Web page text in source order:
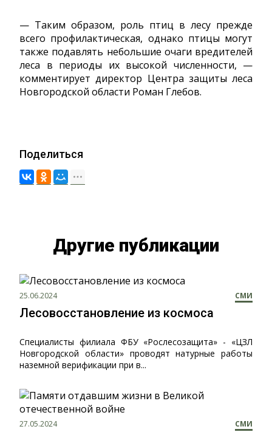
— Таким образом, роль птиц в лесу прежде
всего профилактическая, однако птицы могут
также подавлять небольшие очаги вредителей
леса в периоды их высокой численности, —
комментирует директор Центра защиты леса
Новгородской области Роман Глебов.
Поделиться
Другие публикации
25.06.2024 СМИ
Лесовосстановление из космоса
Специалисты филиала ФБУ «Рослесозащита» - «ЦЗЛ
Новгородской области» проводят натурные работы
наземной верификации при в...
27.05.2024 СМИ